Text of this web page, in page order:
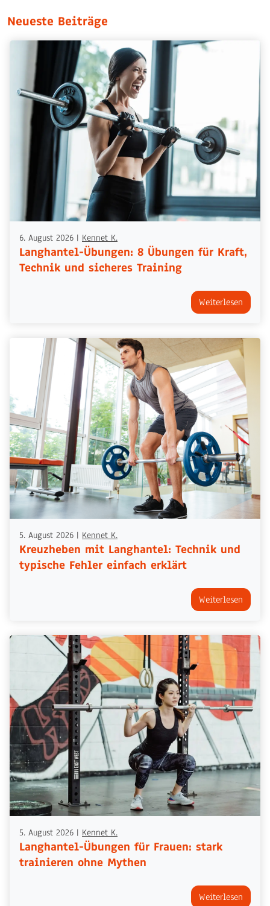
Neueste Beiträge
6. August 2026 | Kennet K.
Langhantel-Übungen: 8 Übungen für Kraft,
Technik und sicheres Training
Weiterlesen
5. August 2026 | Kennet K.
Kreuzheben mit Langhantel: Technik und
typische Fehler einfach erklärt
Weiterlesen
5. August 2026 | Kennet K.
Langhantel-Übungen für Frauen: stark
trainieren ohne Mythen
Weiterlesen